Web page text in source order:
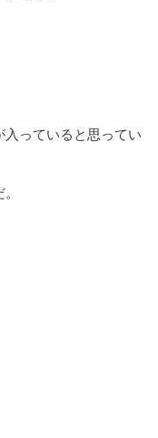
っていると思ってい